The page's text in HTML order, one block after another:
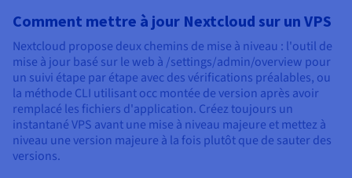
Comment mettre à jour Nextcloud sur un VPS
Nextcloud propose deux chemins de mise à niveau : l'outil de
mise à jour basé sur le web à /settings/admin/overview pour
un suivi étape par étape avec des vérifications préalables, ou
la méthode CLI utilisant occ montée de version après avoir
remplacé les fichiers d'application. Créez toujours un
instantané VPS avant une mise à niveau majeure et mettez à
niveau une version majeure à la fois plutôt que de sauter des
versions.